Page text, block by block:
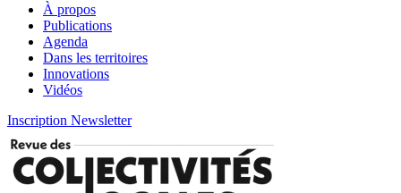
À propos
Publications
Agenda
Dans les territoires
Innovations
Vidéos
Inscription Newsletter